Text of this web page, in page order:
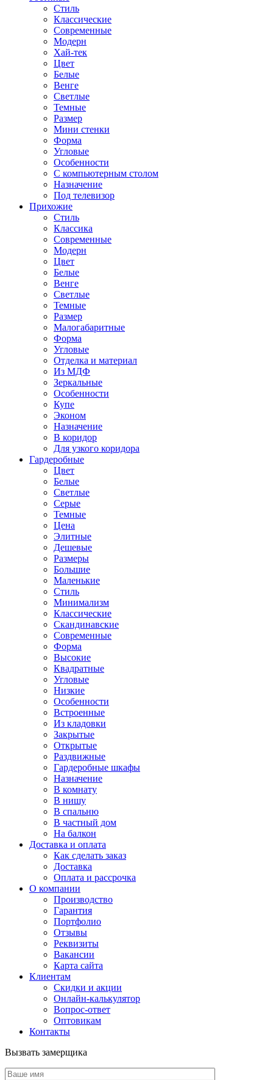
Стиль
Классические
Современные
Модерн
Хай-тек
Цвет
Белые
Венге
Светлые
Темные
Размер
Мини стенки
Форма
Угловые
Особенности
С компьютерным столом
Назначение
Под телевизор
Прихожие
Стиль
Классика
Современные
Модерн
Цвет
Белые
Венге
Светлые
Темные
Размер
Малогабаритные
Форма
Угловые
Отделка и материал
Из МДФ
Зеркальные
Особенности
Купе
Эконом
Назначение
В коридор
Для узкого коридора
Гардеробные
Цвет
Белые
Светлые
Серые
Темные
Цена
Элитные
Дешевые
Размеры
Большие
Маленькие
Стиль
Минимализм
Классические
Скандинавские
Современные
Форма
Высокие
Квадратные
Угловые
Низкие
Особенности
Встроенные
Из кладовки
Закрытые
Открытые
Раздвижные
Гардеробные шкафы
Назначение
В комнату
В нишу
В спальню
В частный дом
На балкон
Доставка и оплата
Как сделать заказ
Доставка
Оплата и рассрочка
О компании
Производство
Гарантия
Портфолио
Отзывы
Реквизиты
Вакансии
Карта сайта
Клиентам
Скидки и акции
Онлайн-калькулятор
Вопрос-ответ
Оптовикам
Контакты
Вызвать замерщика